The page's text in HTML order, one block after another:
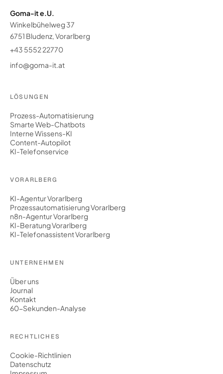
Goma-it e.U.
Winkelbühelweg 37
6751 Bludenz, Vorarlberg
+43 5552 22770
info@goma-it.at
LÖSUNGEN
Prozess-Automatisierung
Smarte Web-Chatbots
Interne Wissens-KI
Content-Autopilot
KI-Telefonservice
VORARLBERG
KI-Agentur Vorarlberg
Prozessautomatisierung Vorarlberg
n8n-Agentur Vorarlberg
KI-Beratung Vorarlberg
KI-Telefonassistent Vorarlberg
UNTERNEHMEN
Über uns
Journal
Kontakt
60-Sekunden-Analyse
RECHTLICHES
Cookie-Richtlinien
Datenschutz